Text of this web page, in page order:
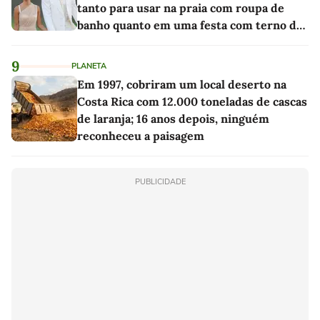
tanto para usar na praia com roupa de
banho quanto em uma festa com terno de
9 PLANETA
Em 1997, cobriram um local deserto na
Costa Rica com 12.000 toneladas de cascas
de laranja; 16 anos depois, ninguém
reconheceu a paisagem
PUBLICIDADE